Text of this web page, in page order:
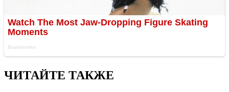
ЧИТАЙТЕ ТАКЖЕ